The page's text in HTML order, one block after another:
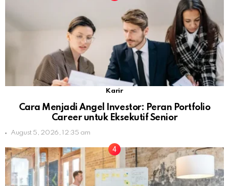
Karir
Cara Menjadi Angel Investor: Peran Portfolio
Career untuk Eksekutif Senior
August 5, 2026, 12:35 am